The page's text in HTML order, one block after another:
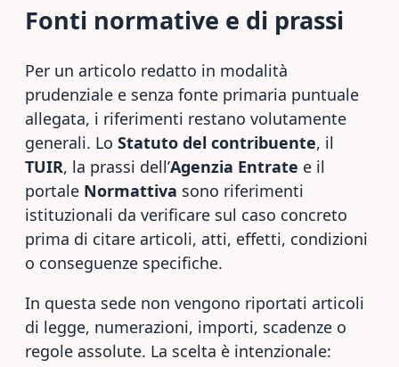
Fonti normative e di prassi
Per un articolo redatto in modalità
prudenziale e senza fonte primaria puntuale
allegata, i riferimenti restano volutamente
generali. Lo Statuto del contribuente, il
TUIR, la prassi dell’Agenzia Entrate e il
portale Normattiva sono riferimenti
istituzionali da verificare sul caso concreto
prima di citare articoli, atti, effetti, condizioni
o conseguenze specifiche.
In questa sede non vengono riportati articoli
di legge, numerazioni, importi, scadenze o
regole assolute. La scelta è intenzionale: